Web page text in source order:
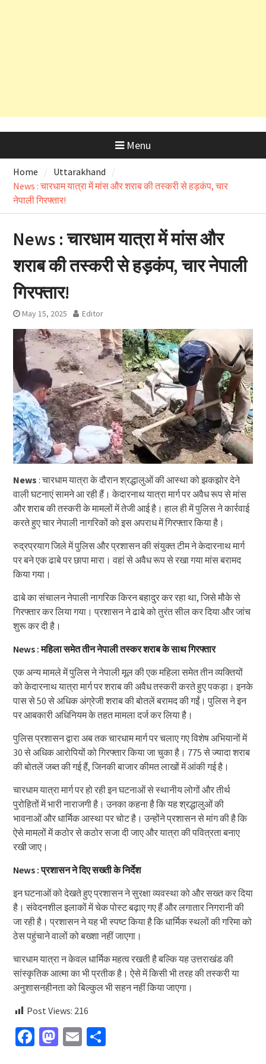
Menu
Home
Uttarakhand
News : चारधाम यात्रा में मांस और शराब की तस्करी से हड़कंप, चार
नेपाली गिरफ्तार!
News : चारधाम यात्रा में मांस और
शराब की तस्करी से हड़कंप, चार नेपाली
गिरफ्तार!
May 15, 2025 Editor
News : चारधाम यात्रा के दौरान श्रद्धालुओं की आस्था को झकझोर देने
वाली घटनाएं सामने आ रही हैं। केदारनाथ यात्रा मार्ग पर अवैध रूप से मांस
और शराब की तस्करी के मामलों में तेजी आई है। हाल ही में पुलिस ने कार्रवाई
करते हुए चार नेपाली नागरिकों को इस अपराध में गिरफ्तार किया है।
रुद्रप्रयाग जिले में पुलिस और प्रशासन की संयुक्त टीम ने केदारनाथ मार्ग
पर बने एक ढाबे पर छापा मारा। वहां से अवैध रूप से रखा गया मांस बरामद
किया गया।
ढाबे का संचालन नेपाली नागरिक किरन बहादुर कर रहा था, जिसे मौके से
गिरफ्तार कर लिया गया। प्रशासन ने ढाबे को तुरंत सील कर दिया और जांच
शुरू कर दी है।
News : महिला समेत तीन नेपाली तस्कर शराब के साथ गिरफ्तार
एक अन्य मामले में पुलिस ने नेपाली मूल की एक महिला समेत तीन व्यक्तियों
को केदारनाथ यात्रा मार्ग पर शराब की अवैध तस्करी करते हुए पकड़ा। इनके
पास से 50 से अधिक अंग्रेजी शराब की बोतलें बरामद की गईं। पुलिस ने इन
पर आबकारी अधिनियम के तहत मामला दर्ज कर लिया है।
पुलिस प्रशासन द्वारा अब तक चारधाम मार्ग पर चलाए गए विशेष अभियानों में
30 से अधिक आरोपियों को गिरफ्तार किया जा चुका है। 775 से ज्यादा शराब
की बोतलें जब्त की गई हैं, जिनकी बाजार कीमत लाखों में आंकी गई है।
चारधाम यात्रा मार्ग पर हो रही इन घटनाओं से स्थानीय लोगों और तीर्थ
पुरोहितों में भारी नाराजगी है। उनका कहना है कि यह श्रद्धालुओं की
भावनाओं और धार्मिक आस्था पर चोट है। उन्होंने प्रशासन से मांग की है कि
ऐसे मामलों में कठोर से कठोर सजा दी जाए और यात्रा की पवित्रता बनाए
रखी जाए।
News : प्रशासन ने दिए सख्ती के निर्देश
इन घटनाओं को देखते हुए प्रशासन ने सुरक्षा व्यवस्था को और सख्त कर दिया
है। संवेदनशील इलाकों में चेक पोस्ट बढ़ाए गए हैं और लगातार निगरानी की
जा रही है। प्रशासन ने यह भी स्पष्ट किया है कि धार्मिक स्थलों की गरिमा को
ठेस पहुंचाने वालों को बख्शा नहीं जाएगा।
चारधाम यात्रा न केवल धार्मिक महत्व रखती है बल्कि यह उत्तराखंड की
सांस्कृतिक आत्मा का भी प्रतीक है। ऐसे में किसी भी तरह की तस्करी या
अनुशासनहीनता को बिल्कुल भी सहन नहीं किया जाएगा।
Post Views: 216
Facebook
Mastodon
EmailShare